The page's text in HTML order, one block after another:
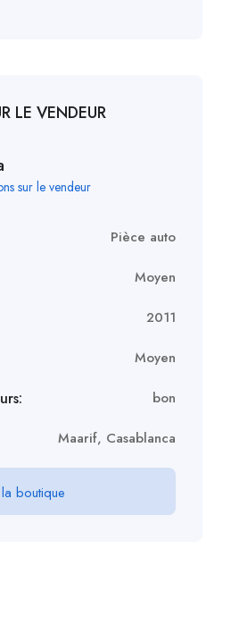
LE VENDEUR
sur le vendeur
Pièce auto
Moyen
2011
Moyen
bon
Maarif, Casablanca
boutique